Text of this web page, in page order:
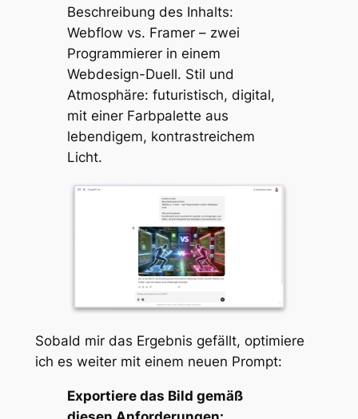
Beschreibung des Inhalts:
Webflow vs. Framer – zwei
Programmierer in einem
Webdesign-Duell. Stil und
Atmosphäre: futuristisch, digital,
mit einer Farbpalette aus
lebendigem, kontrastreichem
Licht.
Sobald mir das Ergebnis gefällt, optimiere
ich es weiter mit einem neuen Prompt:
Exportiere das Bild gemäß